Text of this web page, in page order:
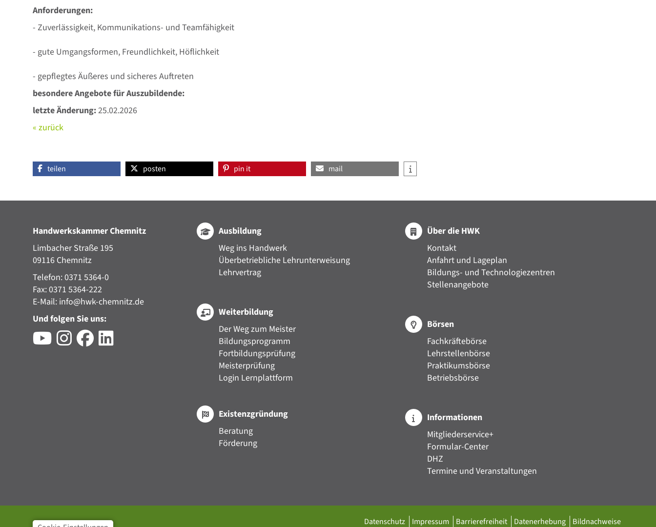
Anforderungen:
- Zuverlässigkeit, Kommunikations- und Teamfähigkeit
- gute Umgangsformen, Freundlichkeit, Höflichkeit
- gepflegtes Äußeres und sicheres Auftreten
besondere Angebote für Auszubildende:
letzte Änderung:25.02.2026
« zurück
teilen posten pin it mail
Handwerkskammer Chemnitz
Limbacher Straße 195
09116 Chemnitz
Telefon: 0371 5364-0
Fax: 0371 5364-222
E-Mail: info@hwk-chemnitz.de
Und folgen Sie uns:
Ausbildung
Weg ins Handwerk
Überbetriebliche Lehrunterweisung
Lehrvertrag
Weiterbildung
Der Weg zum Meister
Bildungsprogramm
Fortbildungsprüfung
Meisterprüfung
Login Lernplattform
Existenzgründung
Beratung
Förderung
Über die HWK
Kontakt
Anfahrt und Lageplan
Bildungs- und Technologiezentren
Stellenangebote
Börsen
Fachkräftebörse
Lehrstellenbörse
Praktikumsbörse
Betriebsbörse
Informationen
Mitgliederservice+
Formular-Center
DHZ
Termine und Veranstaltungen
Datenschutz Impressum Barrierefreiheit Datenerhebung Bildnachweise